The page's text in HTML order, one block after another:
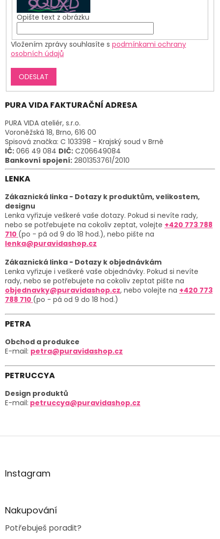
Opište text z obrázku
Vložením zprávy souhlasíte s podmínkami ochrany
osobních údajů
ODESLAT
PURA VIDA FAKTURAČNÍ ADRESA
PURA VIDA ateliér, s.r.o.
Voroněžská 18, Brno, 616 00
Spisová značka: C 103398 - Krajský soud v Brně
IČ: 066 49 084 DIČ: CZ06649084
Bankovní spojení: 2801353761/2010
LENKA
Zákaznická linka - Dotazy k produktům, velikostem,
designu
Lenka vyřizuje veškeré vaše dotazy. Pokud si nevíte rady,
nebo se potřebujete na cokoliv zeptat, volejte +420 773 788
710 (po - pá od 9 do 18 hod.), nebo pište na
lenka@puravidashop.cz
Zákaznická linka - Dotazy k objednávkám
Lenka vyřizuje i veškeré vaše objednávky. Pokud si nevíte
rady, nebo se potřebujete na cokoliv zeptat pište na
objednavky@puravidashop.cz, nebo volejte na +420 773
788 710 (po - pá od 9 do 18 hod.)
PETRA
Obchod a produkce
E-mail: petra@puravidashop.cz
PETRUCCYA
Design produktů
E-mail: petruccya@puravidashop.cz
Z
aInstagram
Nakupování
Potřebuješ poradit?